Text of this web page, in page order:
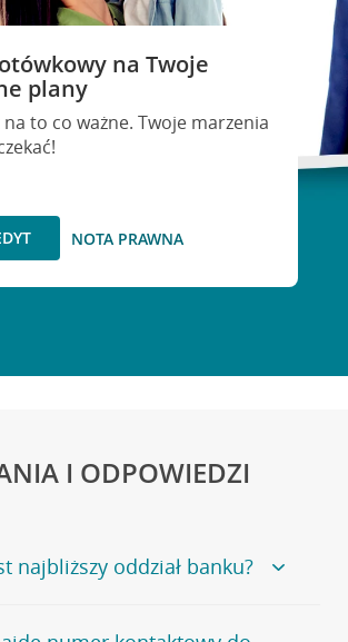
na Twoje
plany
to co ważne. Twoje marzenia
NOTA PRAWNA
I ODPOWIEDZI
najbliższy oddział banku?
naszego banku, zapraszamy na